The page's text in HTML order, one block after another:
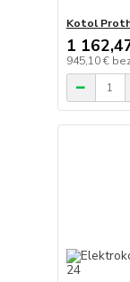
Kotol
1
945,10 €